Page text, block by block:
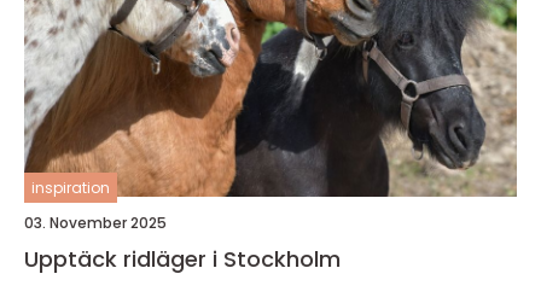
inspiration
03. November 2025
Upptäck ridläger i Stockholm